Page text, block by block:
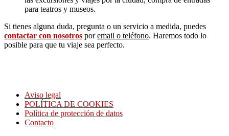
para teatros y museos.
Si tienes alguna duda, pregunta o un servicio a medida, puedes
contactar con nosotros poremail o teléfono. Haremos todo lo
posible para que tu viaje sea perfecto.
Aviso legal
POLÍTICA DE COOKIES
Política de protección de datos
Contacto